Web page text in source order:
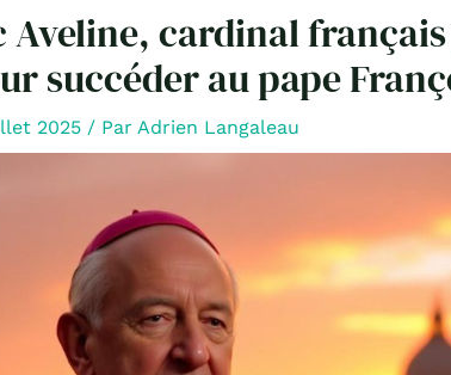
Aveline, cardinal
succéder au pape
2025 / Par Adrien Langaleau